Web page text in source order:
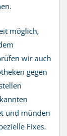
möglich,
wir auch
gegen
und münden
Fixes.